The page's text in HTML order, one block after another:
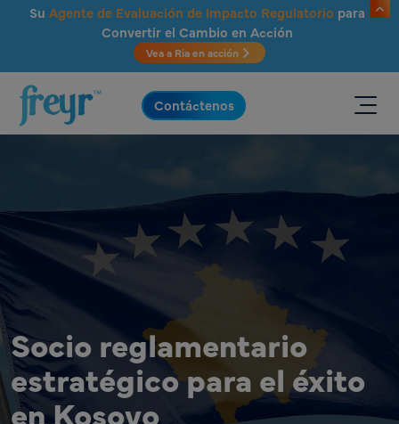
Saltar al contenido principal
Su Agente de Evaluación de Impacto Regulatorio para
Convertir el Cambio en Acción
Vea a Ria en acción
.
Contáctenos
Socio reglamentario
estratégico para el éxito
en Kosovo